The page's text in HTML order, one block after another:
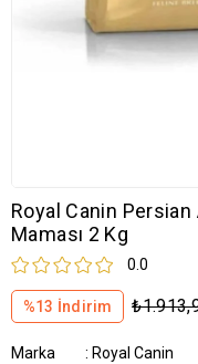
Royal Canin
Maması 2 Kg
0.0
%13 İndirim
Marka : Royal Canin